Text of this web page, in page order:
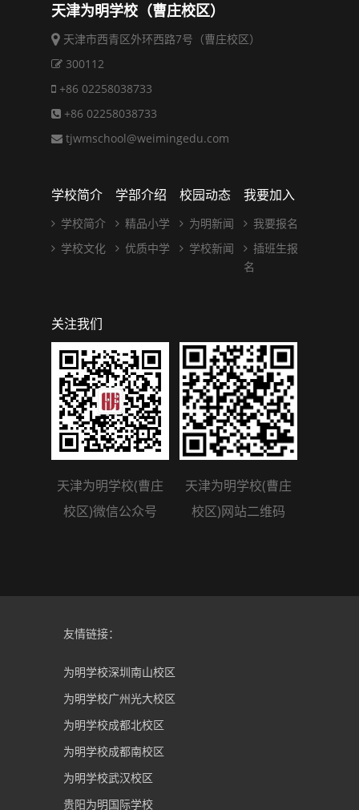
天津为明学校（曹庄校区）
天津市西青区外环西路7号（曹庄校区）
300112
+86 02258038733
+86 02258038733
tjwmschool@weimingedu.com
学校简介
学校简介
学校文化
学部介绍
精品小学
优质中学
校园动态
为明新闻
学校新闻
我要加入
我要报名
插班生报
名
关注我们
天津为明学校(曹庄
校区)微信公众号
天津为明学校(曹庄
校区)网站二维码
友情链接：
为明学校深圳南山校区
为明学校广州光大校区
为明学校成都北校区
为明学校成都南校区
为明学校武汉校区
贵阳为明国际学校